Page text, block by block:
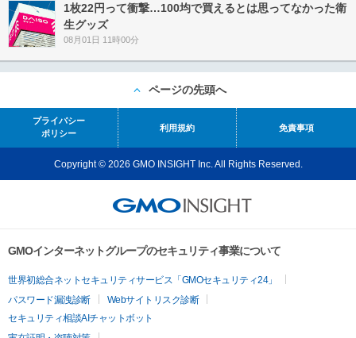
1枚22円って衝撃…100均で買えるとは思ってなかった衛
生グッズ
08月01日 11時00分
ページの先頭へ
プライバシー
ポリシー
利用規約 免責事項
Copyright © 2026 GMO INSIGHT Inc. All Rights Reserved.
GMOインターネットグループのセキュリティ事業について
世界初総合ネットセキュリティサービス「GMOセキュリティ24」
パスワード漏洩診断
Webサイトリスク診断
セキュリティ相談AIチャットボット